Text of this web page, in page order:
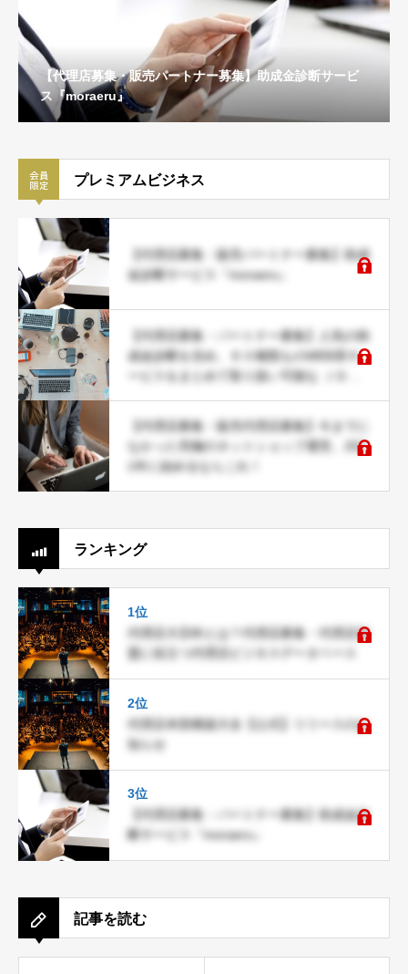
【代理店募集・販売パートナー募集】助成金診断サービ
ス『moraeru』
プレミアムビジネス
【代理店募集・販売パートナー募集】助成
金診断サービス『moraeru』
【代理店募集・パートナー募集】人気の助
成金診断を含め、６０種類ものWEB系サ
ービスをまとめて取り扱い可能な ＪＤネ
【代理店募集・販売代理店募集】今までに
なかった究極のネットショップ運営。202
1年に始めるならこれ！
ランキング
1位
代理店大百科とは？代理店募集・代理店加
盟に役立つ代理店ビジネスデータベース
2位
代理店本部構築大全【公式】リリースのお
知らせ
3位
【代理店募集・パートナー募集】助成金診
断サービス『moraeru』
記事を読む